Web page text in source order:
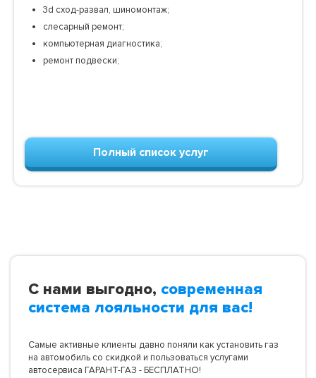
3d сход-развал, шиномонтаж;
слесарный ремонт;
компьютерная диагностика;
ремонт подвески;
Полный список услуг
С нами выгодно, современная
система лояльности для вас!
Самые активные клиенты давно поняли как установить газ
на автомобиль со скидкой и пользоваться услугами
автосервиса ГАРАНТ-ГАЗ - БЕСПЛАТНО!